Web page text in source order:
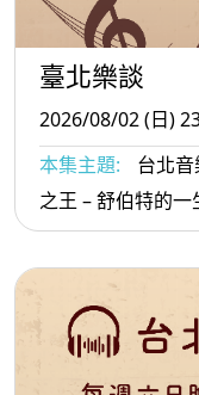
臺北樂談
2026/08/02 (日)
本集主題:
台北
之王 – 舒伯特的一